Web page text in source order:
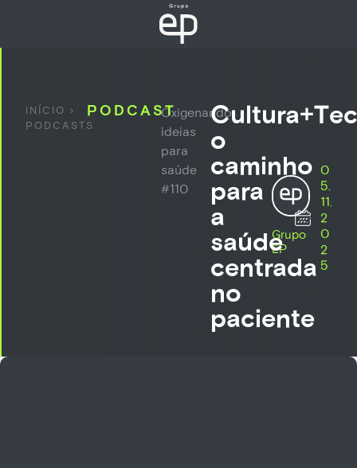
INÍCIO ›
PODCASTS
PODCASTOxigenando
ideias
para
saúde
#110
o
caminho
para
a
saúde
centrada
no
paciente
Grupo
EP
0
5.
11.
2
0
2
5